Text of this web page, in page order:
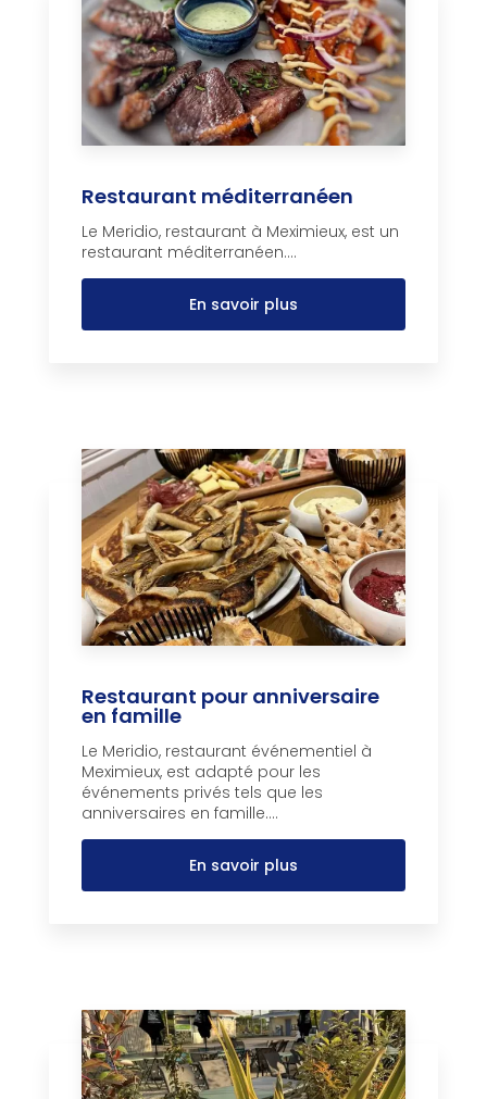
Restaurant méditerranéen
Le Meridio, restaurant à Meximieux, est un
restaurant méditerranéen....
En savoir plus
Restaurant pour anniversaire
en famille
Le Meridio, restaurant événementiel à
Meximieux, est adapté pour les
événements privés tels que les
anniversaires en famille....
En savoir plus